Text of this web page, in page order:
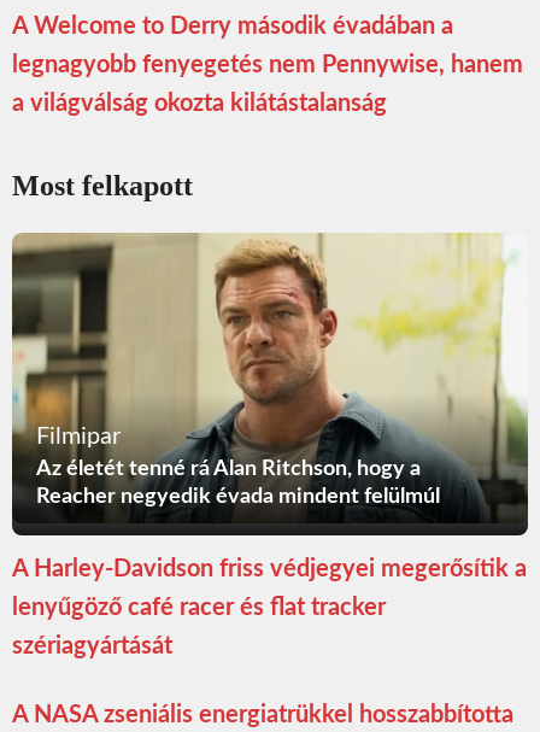
A Welcome to Derry második évadában a
legnagyobb fenyegetés nem Pennywise, hanem
a világválság okozta kilátástalanság
Most felkapott
Filmipar
Az életét tenné rá Alan Ritchson, hogy a
Reacher negyedik évada mindent felülmúl
A Harley-Davidson friss védjegyei megerősítik a
lenyűgöző café racer és flat tracker
szériagyártását
A NASA zseniális energiatrükkel hosszabbította